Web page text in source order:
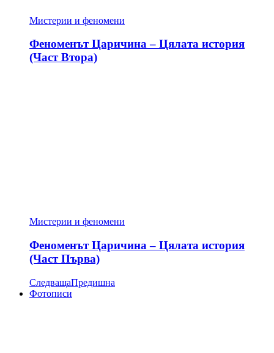
Мистерии и феномени
Феноменът Царичина – Цялата история
(Част Втора)
Мистерии и феномени
Феноменът Царичина – Цялата история
(Част Първа)
СледващаПредишна
Фотописи